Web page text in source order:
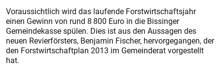
Voraussichtlich wird das laufende Forstwirtschaftsjahr
einen Gewinn von rund 8 800 Euro in die Bissinger
Gemeindekasse spülen. Dies ist aus den Aussagen des
neuen Revierförsters, Benjamin Fischer, hervorgegangen, der
den Forstwirtschaftplan 2013 im Gemeinderat vorgestellt
hat.